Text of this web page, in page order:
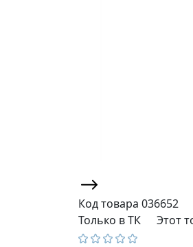
Код товара 036652
Только в ТК
Этот